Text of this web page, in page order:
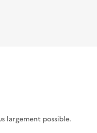
largement possible.